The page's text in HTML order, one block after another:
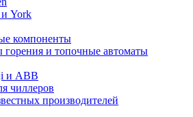
и York
компоненты
и топочные автоматы
и ABB
чиллеров
производителей